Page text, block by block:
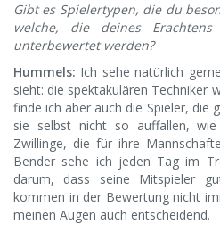
Gibt es Spielertypen, die du
welche, die deines
unterbewertet werden?
Hummels: Ich sehe natürlich
sieht: die spektakulären Techniker
finde ich aber auch die Spieler, die
sie selbst nicht so auffallen, wie
Zwillinge, die für ihre
Bender sehe ich jeden Tag im
darum, dass seine Mitspieler
kommen in der Bewertung nicht
meinen Augen auch entscheidend.